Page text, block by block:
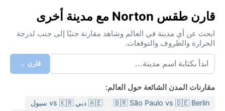
قارن طقس Norton مع مدينة أخرى
ابحث عن أي مدينة في العالم وشاهد مقارنة جنبًا إلى جنب لدرجة
الحرارة والظروف والتوقعات.
قارن →
مقارنات المدن الشائعة حول العالم:
🇧🇷 São Paulo vs 🇩🇪 Berlin
🇦🇪 دبي vs 🇰🇷 سيول